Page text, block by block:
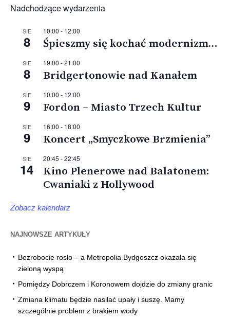
Nadchodzące wydarzenia
SIE
8
10:00 - 12:00
Śpieszmy się kochać modernizm…
SIE
8
19:00 -21:00
Bridgertonowie nad Kanałem
SIE
9
10:00 - 12:00
Fordon – Miasto Trzech Kultur
SIE
9
16:00 - 18:00
Koncert „Smyczkowe Brzmienia”
SIE
14
20:45 -22:45
Kino Plenerowe nad Balatonem:
Cwaniaki z Hollywood
Zobacz kalendarz
NAJNOWSZE ARTYKUŁY
Bezrobocie rosło – a Metropolia Bydgoszcz okazała się
zieloną wyspą
Pomiędzy Dobrczem i Koronowem dojdzie do zmiany granic
Zmiana klimatu będzie nasilać upały i suszę. Mamy
szczególnie problem z brakiem wody